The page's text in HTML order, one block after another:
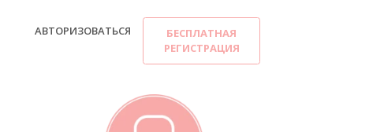
АВТОРИЗОВАТЬСЯ
БЕСПЛАТНАЯ
РЕГИСТРАЦИЯ